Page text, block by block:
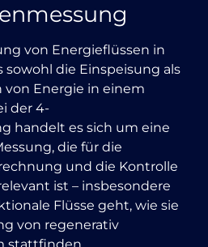
von Energieflüssen in
sowohl die Einspeisung als
von Energie in einem
der 4-
handelt es sich um eine
die für die
und die Kontrolle
ist – insbesondere
Flüsse geht, wie sie
von regenerativ